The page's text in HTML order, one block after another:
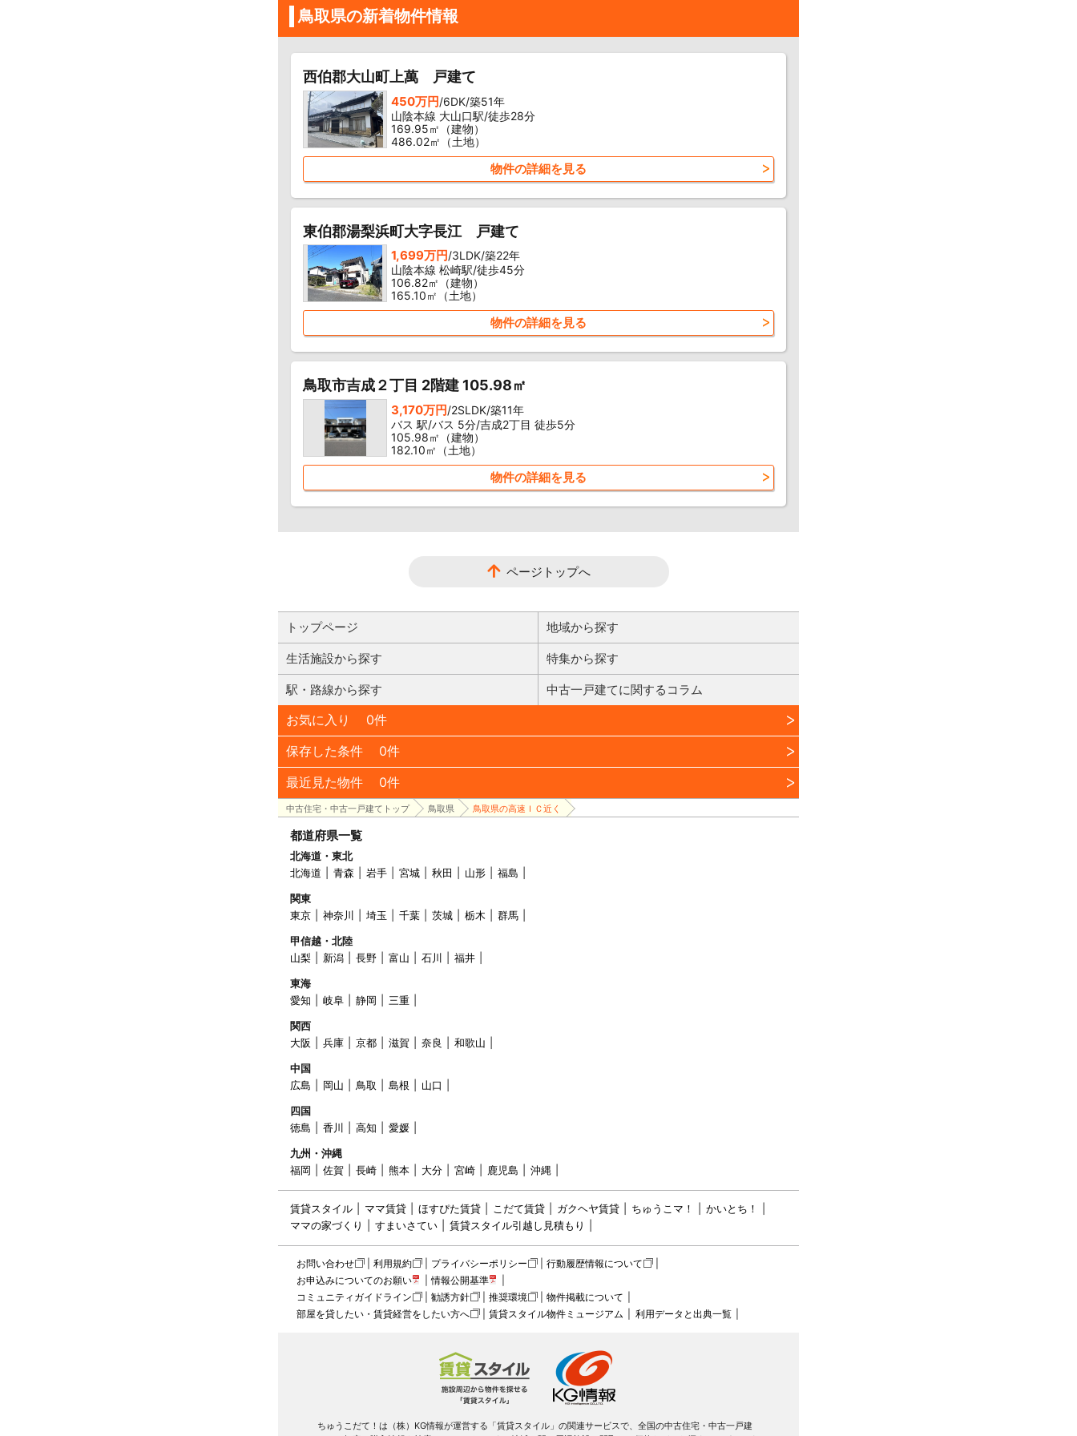
鳥取県の新着物件情報
西伯郡大山町上萬 戸建て
450万円/6DK/築51年
山陰本線 大山口駅/徒歩28分
169.95㎡（建物）
486.02㎡（土地）
物件の詳細を見る
東伯郡湯梨浜町大字長江 戸建て
1,699万円/3LDK/築22年
山陰本線 松崎駅/徒歩45分
106.82㎡（建物）
165.10㎡（土地）
物件の詳細を見る
鳥取市吉成２丁目 2階建 105.98㎡
3,170万円/2SLDK/築11年
バス 駅/バス 5分/吉成2丁目 徒歩5分
105.98㎡（建物）
182.10㎡（土地）
物件の詳細を見る
ページトップへ
トップページ 地域から探す
生活施設から探す 特集から探す
駅・路線から探す 中古一戸建てに関するコラム
お気に入り
0件
保存した条件
0件
最近見た物件
0件
中古住宅・中古一戸建てトップ 鳥取県 鳥取県の高速ＩＣ近く
都道府県一覧
北海道・東北
北海道
青森 岩手 宮城 秋田 山形
福島
関東
東京
神奈川 埼玉 千葉 茨城 栃木
群馬
甲信越・北陸
山梨
新潟 長野 富山 石川
福井
東海
愛知
岐阜 静岡
三重
関西
大阪
兵庫 京都 滋賀 奈良
和歌山
中国
広島
岡山 鳥取 島根
山口
四国
徳島
香川 高知
愛媛
九州・沖縄
福岡
佐賀 長崎 熊本 大分 宮崎 鹿児島 沖縄
賃貸スタイル ママ賃貸 ほすぴた賃貸 こだて賃貸 ガクヘヤ賃貸 ちゅうこマ！
かいとち！
ママの家づくり
すまいさてい 賃貸スタイル引越し見積もり
お問い合わせ 利用規約 プライバシーポリシー
行動履歴情報について
お申込みについてのお願い
情報公開基準
コミュニティガイドライン
勧誘方針 推奨環境
物件掲載について
部屋を貸したい・賃貸経営をしたい方へ
賃貸スタイル物件ミュージアム 利用データと出典一覧
ちゅうこだて！は（株）KG情報が運営する「賃貸スタイル」の関連サービスで、全国の中古住宅・中古一戸建